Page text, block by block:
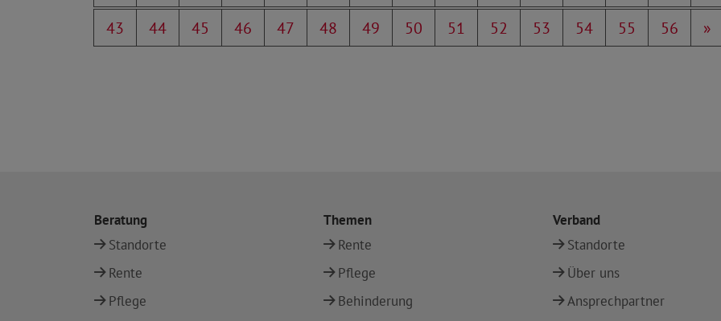
43
44 45 46 47 48 49 50 51 52 53 54 55 56 »
Beratung
Standorte
Rente
Pflege
Themen
Rente
Pflege
Behinderung
Verband
Standorte
Über uns
Ansprechpartner